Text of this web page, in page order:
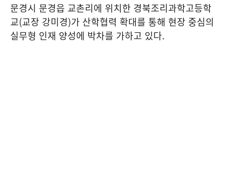
문경시 문경읍 교촌리에 위치한 경북조리과학고등학
교(교장 강미경)가 산학협력 확대를 통해 현장 중심의
실무형 인재 양성에 박차를 가하고 있다.